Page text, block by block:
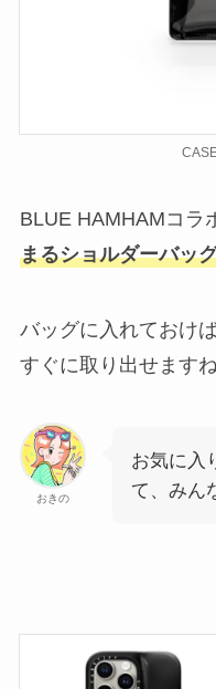
BLUE HAMHAMコラ
まるショルダーバッ
バッグに入れておけ
すぐに取り出せます
おきの
お気に入
て、みん